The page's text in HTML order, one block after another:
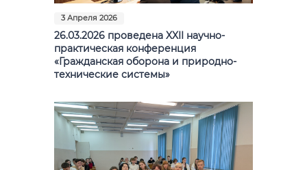
3 Апреля 2026
26.03.2026 проведена XXII научно-
практическая конференция
«Гражданская оборона и природно-
технические системы»